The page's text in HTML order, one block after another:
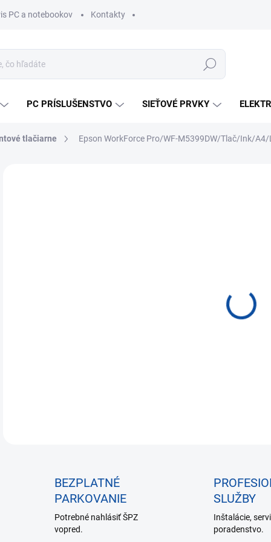
PC a notebookov Kontakty
Hľadať
PC PRÍSLUŠENSTVO SIEŤOVÉ PRVKY
tlačiarne Epson WorkForce Pro/WF-M5399DW/Tlač/Ink/A4/
cena:
NA
BEZPLATNÉ
PARKOVANIE
Potrebné nahlásiť ŠPZ
vopred.
SLUŽBY
Inštalácie,
poradenstvo.